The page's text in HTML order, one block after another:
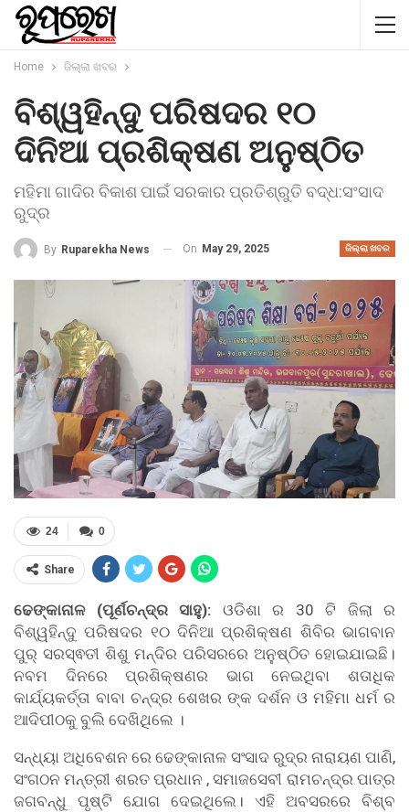
Home ଜିଲ୍ଲା ଖବର
ବିଶ୍ୱହିନ୍ଦୁ ପରିଷଦର ୧୦
ଦିନିଆ ପ୍ରଶିକ୍ଷଣ ଅନୁଷ୍ଠିତ
ମହିମା ଗାଦିର ବିକାଶ ପାଇଁ ସରକାର ପ୍ରତିଶ୍ରୁତି ବଦ୍ଧ:ସଂସାଦ
ରୁଦ୍ର
ଜିଲ୍ଲା ଖବର
By Ruparekha News On May 29, 2025
0
24
Share
ଢେଙ୍କାନାଳ (ପୂର୍ଣଚନ୍ଦ୍ର ସାହୁ): ଓଡିଶା ର 30 ଟି ଜିଲା ର
ବିଶ୍ୱହିନ୍ଦୁ ପରିଷଦର ୧୦ ଦିନିଆ ପ୍ରଶିକ୍ଷଣ ଶିବିର ଭାଗବାନ
ପୁର୍ ସରସ୍ଵତୀ ଶିଶୁ ମନ୍ଦିର ପରିସରରେ ଅନୁଷ୍ଠିତ ହୋଇଯାଇଛି।
ନବମ ଦିନରେ ପ୍ରଶିକ୍ଷଣର ଭାଗ ନେଇଥିବା ଶତାଧିକ
କାର୍ଯ୍ୟକର୍ତ୍ତା ବାବା ଚନ୍ଦ୍ର ଶେଖର ଙ୍କ ଦର୍ଶନ ଓ ମହିମା ଧର୍ମ ର
ଆଦିପୀଠକୁ ବୁଲି ଦେଖିଥିଲେ ।
ସନ୍ଧ୍ୟା ଅଧିବେଶନ ରେ ଢେଙ୍କାନାଳ ସଂସାଦ ରୁଦ୍ର ନାରାୟଣ ପାଣି,
ସଂଗଠନ ମନ୍ତ୍ରୀ ଶରତ ପ୍ରଧାନ , ସମାଜସେବୀ ରାମଚନ୍ଦ୍ର ପାତ୍ର
ଜଗବନ୍ଧୁ ପୃଷ୍ଟି ଯୋଗ ଦେଇଥିଲେ। ଏହି ଅବସରରେ ବିଶ୍ବ